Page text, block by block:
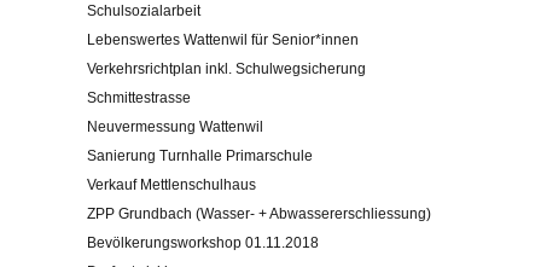
Impressum
Schulsozialarbeit
Lebenswertes Wattenwil für Senior*innen
Verkehrsrichtplan inkl. Schulwegsicherung
Schmittestrasse
Neuvermessung Wattenwil
Sanierung Turnhalle Primarschule
Verkauf Mettlenschulhaus
ZPP Grundbach (Wasser- + Abwassererschliessung)
Bevölkerungsworkshop 01.11.2018